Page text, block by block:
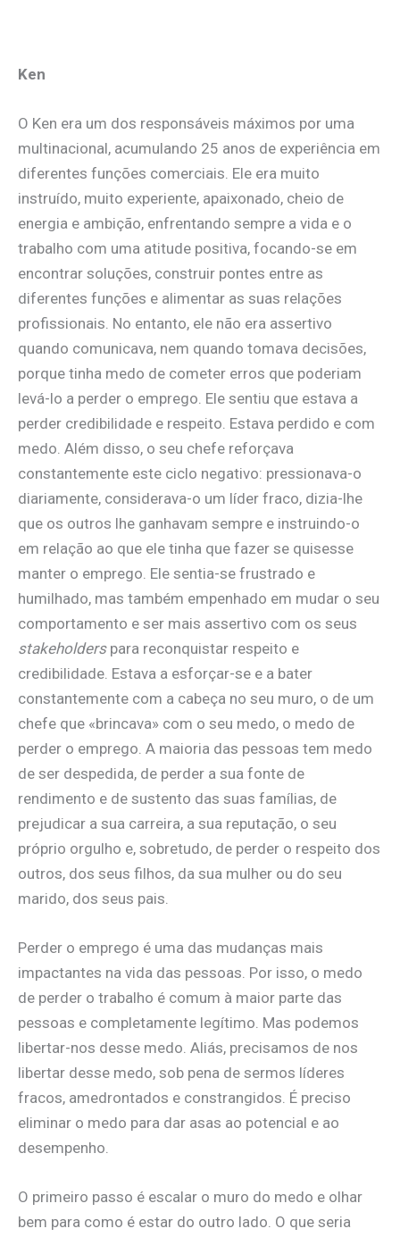
Ken
O Ken era um dos responsáveis máximos por uma
multinacional, acumulando 25 anos de experiência em
diferentes funções comerciais. Ele era muito
instruído, muito experiente, apaixonado, cheio de
energia e ambição, enfrentando sempre a vida e o
trabalho com uma atitude positiva, focando-se em
encontrar soluções, construir pontes entre as
diferentes funções e alimentar as suas relações
profissionais. No entanto, ele não era assertivo
quando comunicava, nem quando tomava decisões,
porque tinha medo de cometer erros que poderiam
levá-lo a perder o emprego. Ele sentiu que estava a
perder credibilidade e respeito. Estava perdido e com
medo. Além disso, o seu chefe reforçava
constantemente este ciclo negativo: pressionava-o
diariamente, considerava-o um líder fraco, dizia-lhe
que os outros lhe ganhavam sempre e instruindo-o
em relação ao que ele tinha que fazer se quisesse
manter o emprego. Ele sentia-se frustrado e
humilhado, mas também empenhado em mudar o seu
comportamento e ser mais assertivo com os seus
stakeholderspara reconquistar respeito e
credibilidade. Estava a esforçar-se e a bater
constantemente com a cabeça no seu muro, o de um
chefe que «brincava» com o seu medo, o medo de
perder o emprego. A maioria das pessoas tem medo
de ser despedida, de perder a sua fonte de
rendimento e de sustento das suas famílias, de
prejudicar a sua carreira, a sua reputação, o seu
próprio orgulho e, sobretudo, de perder o respeito dos
outros, dos seus filhos, da sua mulher ou do seu
marido, dos seus pais.
Perder o emprego é uma das mudanças mais
impactantes na vida das pessoas. Por isso, o medo
de perder o trabalho é comum à maior parte das
pessoas e completamente legítimo. Mas podemos
libertar-nos desse medo. Aliás, precisamos de nos
libertar desse medo, sob pena de sermos líderes
fracos, amedrontados e constrangidos. É preciso
eliminar o medo para dar asas ao potencial e ao
desempenho.
O primeiro passo é escalar o muro do medo e olhar
bem para como é estar do outro lado. O que seria